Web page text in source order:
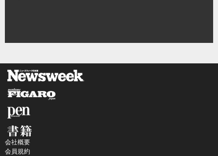
会社概要
会員規約